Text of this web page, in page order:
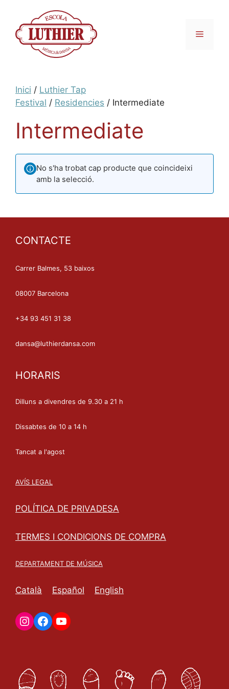
Inici / Luthier Tap
Festival / Residencies / Intermediate
Intermediate
No s'ha trobat cap producte que coincideixi
amb la selecció.
CONTACTE
Carrer Balmes, 53 baixos
08007 Barcelona
+34 93 451 31 38
dansa@luthierdansa.com
HORARIS
Dilluns a divendres de 9.30 a 21 h
Dissabtes de 10 a 14 h
Tancat a l'agost
AVÍS LEGAL
POLÍTICA DE PRIVADESA
TERMES I CONDICIONS DE COMPRA
DEPARTAMENT DE MÚSICA
Català Español English